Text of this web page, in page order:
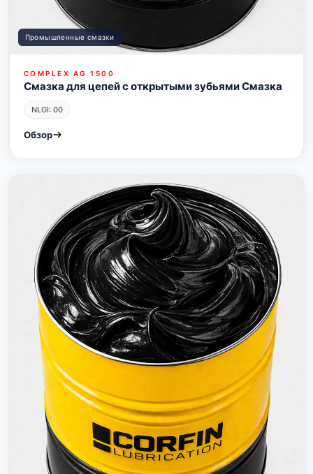
Промышленные смазки
COMPLEX AG 1500
Смазка для цепей с открытыми зубьями Смазка
NLGI: 00
Обзор